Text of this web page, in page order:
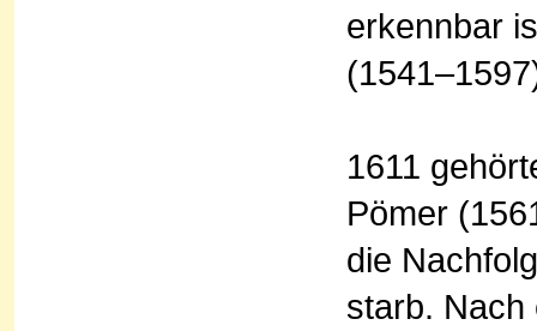
erkennbar
1611
Pömer
die
starb. Nach